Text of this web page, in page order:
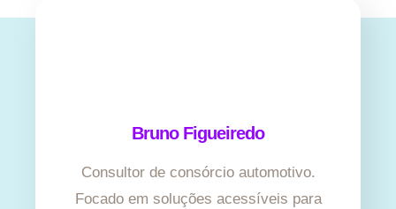
Bruno Figueiredo
Consultor de consórcio automotivo.
Focado em soluções acessíveis para